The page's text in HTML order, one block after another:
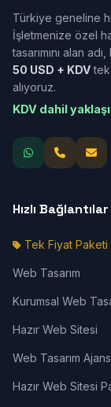
Türkiye geneline
İşletmenize özel
tasarımını alan
50 USD + KDVtek
alıyoruz.
KDV dahil
Hızlı Bağlantılar
Tek Fiyat Paketi
Web Tasarım
Kurumsal Web
Hazır Web Sitesi
Web Tasarım
Hazır Web Sitesi